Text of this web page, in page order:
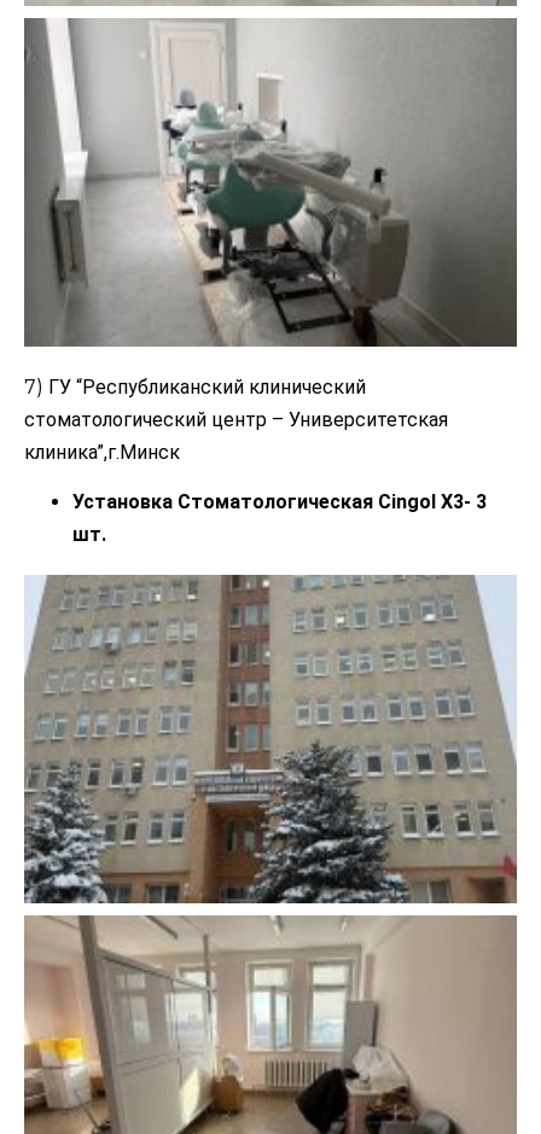
7) ГУ “Республиканский клинический
стоматологический центр – Университетская
клиника”,г.Минск
Установка Стоматологическая Cingol X3- 3
шт.